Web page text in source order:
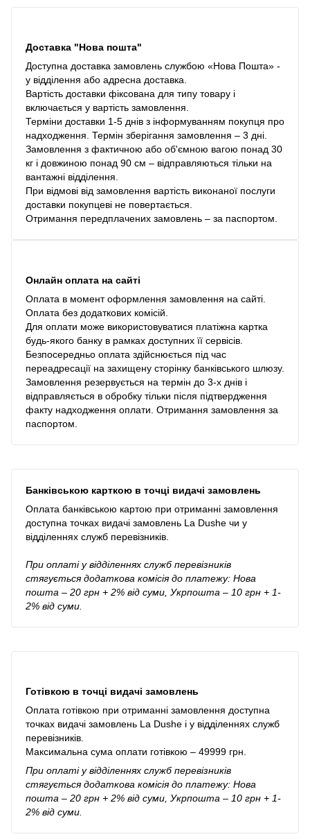
Доставка "Нова пошта"
Доступна доставка замовлень службою «Нова Пошта» -
у відділення або адресна доставка.
Вартість доставки фіксована для типу товару і
включається у вартість замовлення.
Терміни доставки 1-5 днів з інформуванням покупця про
надходження. Термін зберігання замовлення – 3 дні.
Замовлення з фактичною або об'ємною вагою понад 30
кг і довжиною понад 90 см – відправляються тільки на
вантажні відділення.
При відмові від замовлення вартість виконаної послуги
доставки покупцеві не повертається.
Отримання передплачених замовлень – за паспортом.
Онлайн оплата на сайті
Оплата в момент оформлення замовлення на сайті.
Оплата без додаткових комісій.
Для оплати може використовуватися платіжна картка
будь-якого банку в рамках доступних її сервісів.
Безпосередньо оплата здійснюється під час
переадресації на захищену сторінку банківського шлюзу.
Замовлення резервується на термін до 3-х днів і
відправляється в обробку тільки після підтвердження
факту надходження оплати. Отримання замовлення за
паспортом.
Банківською карткою в точці видачі замовлень
Оплата банківською картою при отриманні замовлення
доступна точках видачі замовлень La Dushe чи у
відділеннях служб перевізників.
При оплаті у відділеннях служб перевізників
стягується додаткова комісія до платежу: Нова
пошта – 20 грн + 2% від суми, Укрпошта – 10 грн + 1-
2% від суми.
Готівкою в точці видачі замовлень
Оплата готівкою при отриманні замовлення доступна
точках видачі замовлень La Dushe і у відділеннях служб
перевізників.
Максимальна сума оплати готівкою – 49999 грн.
При оплаті у відділеннях служб перевізників
стягується додаткова комісія до платежу: Нова
пошта – 20 грн + 2% від суми, Укрпошта – 10 грн + 1-
2% від суми.